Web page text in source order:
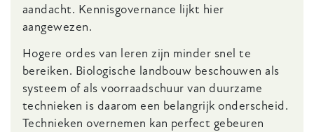
aandacht. Kennisgovernance lijkt hier
aangewezen.
Hogere ordes van leren zijn minder snel te
bereiken. Biologische landbouw beschouwen als
systeem of als voorraadschuur van duurzame
technieken is daarom een belangrijk onderscheid.
Technieken overnemen kan perfect gebeuren